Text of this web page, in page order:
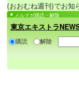
(おおむね週刊)でお知
メルマガ購読・解除
東京エキストラ
購読 解除